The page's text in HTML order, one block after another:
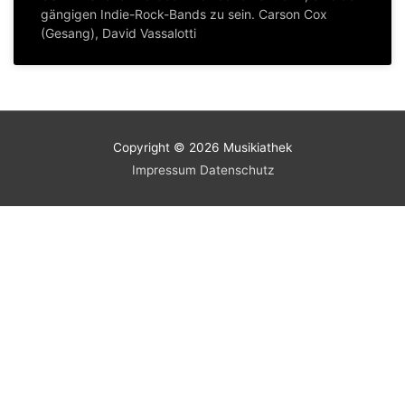
gängigen Indie-Rock-Bands zu sein. Carson Cox
(Gesang), David Vassalotti
Copyright © 2026 Musikiathek
Impressum Datenschutz